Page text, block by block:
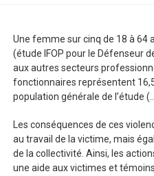
Une femme sur cinq de 18 à 64
(étude IFOP pour le Défenseur
aux autres secteurs
fonctionnaires représentent
population générale de l’étude
Les conséquences de ces
au travail de la victime, mais
de la collectivité. Ainsi, les
une aide aux victimes et